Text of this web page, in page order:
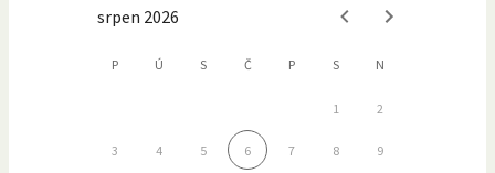
srpen 2026
P Ú S Č P S N
1 2
3 4 5 6 7 8 9